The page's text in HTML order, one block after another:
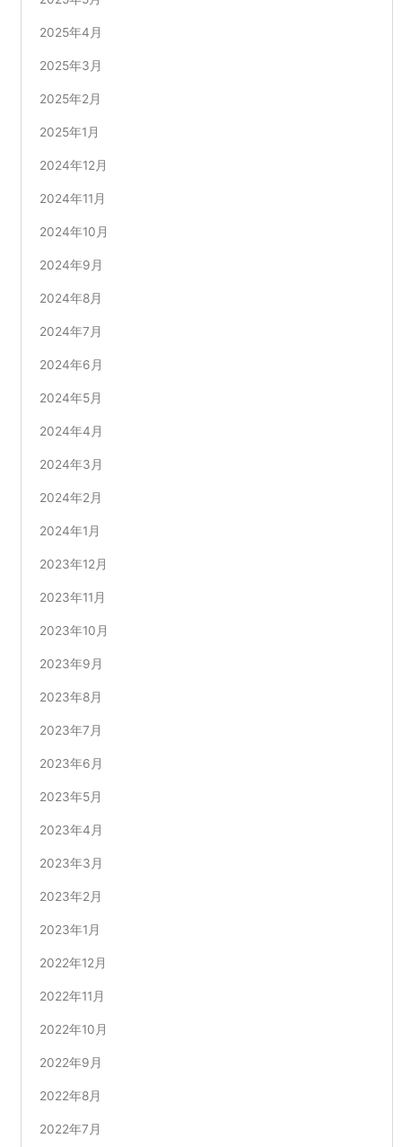
2025年4月
2025年3月
2025年2月
2025年1月
2024年12月
2024年11月
2024年10月
2024年9月
2024年8月
2024年7月
2024年6月
2024年5月
2024年4月
2024年3月
2024年2月
2024年1月
2023年12月
2023年11月
2023年10月
2023年9月
2023年8月
2023年7月
2023年6月
2023年5月
2023年4月
2023年3月
2023年2月
2023年1月
2022年12月
2022年11月
2022年10月
2022年9月
2022年8月
2022年7月